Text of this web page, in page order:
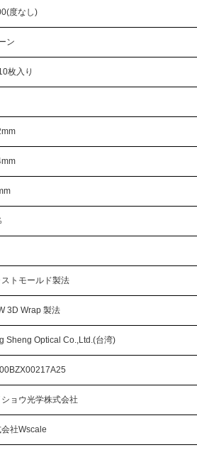
度なし)
ン
枚入り
ストモールド製法
3D Wrap 製法
Sheng Optical Co.,Ltd.(台湾)
ショウ光学株式会社
社Wscale